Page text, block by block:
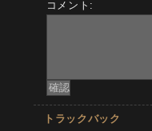
コメント:
トラックバック